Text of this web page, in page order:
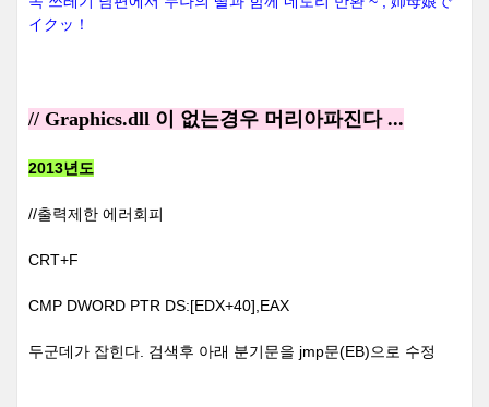
イクッ！
// Graphics.dll 이 없는경우 머리아파진다 ...
2013년도
//출력제한 에러회피
CRT+F
CMP DWORD PTR DS:[EDX+40],EAX
두군데가 잡힌다. 검색후 아래 분기문을 jmp문(EB)으로 수정